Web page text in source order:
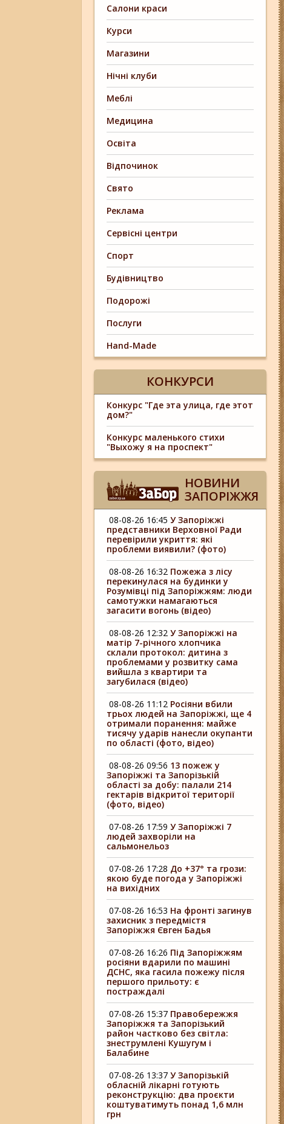
Салони краси
Курси
Магазини
Нічні клуби
Меблі
Медицина
Освіта
Відпочинок
Свято
Реклама
Сервісні центри
Спорт
Будівництво
Подорожі
Послуги
Hand-Made
КОНКУРСИ
Конкурс "Где эта улица, где этот
дом?"
Конкурс маленького стихи
"Выхожу я на проспект"
НОВИНИ
ЗАПОРІЖЖЯ
08-08-26 16:45 У Запоріжжі
представники Верховної Ради
перевірили укриття: які
проблеми виявили? (фото)
08-08-26 16:32 Пожежа з лісу
перекинулася на будинки у
Розумівці під Запоріжжям: люди
самотужки намагаються
загасити вогонь (відео)
08-08-26 12:32 У Запоріжжі на
матір 7-річного хлопчика
склали протокол: дитина з
проблемами у розвитку сама
вийшла з квартири та
загубилася (відео)
08-08-26 11:12 Росіяни вбили
трьох людей на Запоріжжі, ще 4
отримали поранення: майже
тисячу ударів нанесли окупанти
по області (фото, відео)
08-08-26 09:56 13 пожеж у
Запоріжжі та Запорізькій
області за добу: палали 214
гектарів відкритої території
(фото, відео)
07-08-26 17:59 У Запоріжжі 7
людей захворіли на
сальмонельоз
07-08-26 17:28 До +37° та грози:
якою буде погода у Запоріжжі
на вихідних
07-08-26 16:53 На фронті загинув
захисник з передмістя
Запоріжжя Євген Бадья
07-08-26 16:26 Під Запоріжжям
росіяни вдарили по машині
ДСНС, яка гасила пожежу після
першого прильоту: є
постраждалі
07-08-26 15:37 Правобережжя
Запоріжжя та Запорізький
район частково без світла:
знеструмлені Кушугум і
Балабине
07-08-26 13:37 У Запорізькій
обласній лікарні готують
реконструкцію: два проєкти
коштуватимуть понад 1,6 млн
грн